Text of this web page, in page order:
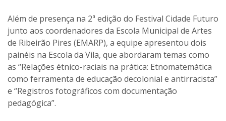
Além de presença na 2ª edição do Festival Cidade Futuro
junto aos coordenadores da Escola Municipal de Artes
de Ribeirão Pires (EMARP), a equipe apresentou dois
painéis na Escola da Vila, que abordaram temas como
as “Relações étnico-raciais na prática: Etnomatemática
como ferramenta de educação decolonial e antirracista”
e “Registros fotográficos com documentação
pedagógica”.